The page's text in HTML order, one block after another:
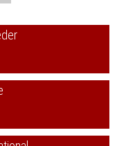
über Situation und
das
der Europäischen